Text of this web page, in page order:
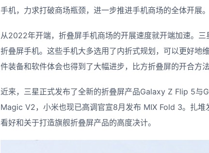
手机，力求打破商场瓶颈，进一步推进手机商场的全体开展。
从2022年开端，折叠屏手机商场的开展速度就开端加速。
折叠屏手机。这些手机大多选用了内折式规划，可以更好地
件装备和软件体会也得到了大幅进步，比方折叠屏的开合方法
近来，三星正式发布了全新的折叠屏产品Galaxy Z Flip 5与
Magic V2，小米也现已高调官宣8月发布 MIX Fold 3。扎
看好和关于打造旗舰折叠屏产品的高度决计。